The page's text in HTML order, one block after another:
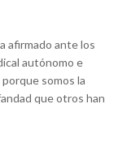
afirmado ante los
autónomo e
somos la
que otros han